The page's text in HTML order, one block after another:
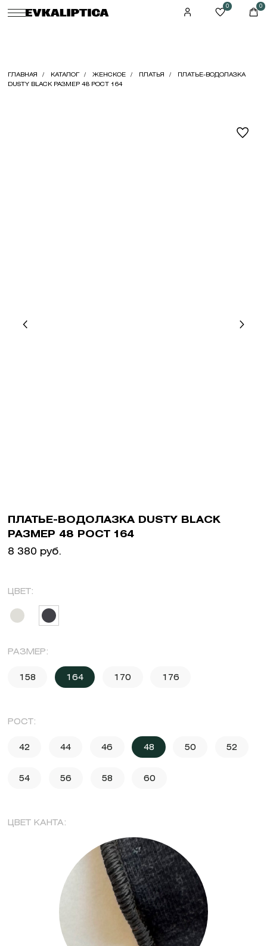
0 0
ГЛАВНАЯ КАТАЛОГ ЖЕНСКОЕ ПЛАТЬЯ
ПЛАТЬЕ-ВОДОЛАЗКА
DUSTY BLACK РАЗМЕР 48 РОСТ 164
ПЛАТЬЕ-ВОДОЛАЗКА DUSTY BLACK
РАЗМЕР 48 РОСТ 164
8 380 руб.
ЦВЕТ:
РАЗМЕР:
158 164 170 176
РОСТ:
42 44 46 48 50 52
54 56 58 60
ЦВЕТ КАНТА: